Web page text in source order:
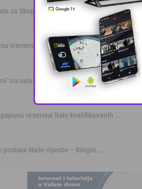
za Skupštinu Tuzlanskog kanton …
vremena: Sutra pljuskovi i grmljav …
na usluzi građanima
rezervne liste kvalifikovanih …
Naše mjesto – BingoL …